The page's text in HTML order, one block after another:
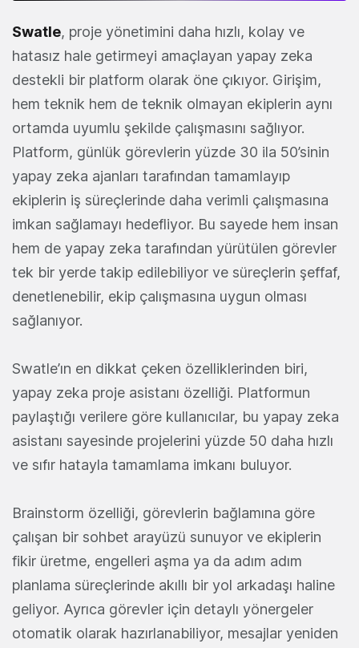
Swatle, proje yönetimini daha hızlı, kolay ve
hatasız hale getirmeyi amaçlayan yapay zeka
destekli bir platform olarak öne çıkıyor. Girişim,
hem teknik hem de teknik olmayan ekiplerin aynı
ortamda uyumlu şekilde çalışmasını sağlıyor.
Platform, günlük görevlerin yüzde 30 ila 50’sinin
yapay zeka ajanları tarafından tamamlayıp
ekiplerin iş süreçlerinde daha verimli çalışmasına
imkan sağlamayı hedefliyor. Bu sayede hem insan
hem de yapay zeka tarafından yürütülen görevler
tek bir yerde takip edilebiliyor ve süreçlerin şeffaf,
denetlenebilir, ekip çalışmasına uygun olması
sağlanıyor.
Swatle’ın en dikkat çeken özelliklerinden biri,
yapay zeka proje asistanı özelliği. Platformun
paylaştığı verilere göre kullanıcılar, bu yapay zeka
asistanı sayesinde projelerini yüzde 50 daha hızlı
ve sıfır hatayla tamamlama imkanı buluyor.
Brainstorm özelliği, görevlerin bağlamına göre
çalışan bir sohbet arayüzü sunuyor ve ekiplerin
fikir üretme, engelleri aşma ya da adım adım
planlama süreçlerinde akıllı bir yol arkadaşı haline
geliyor. Ayrıca görevler için detaylı yönergeler
otomatik olarak hazırlanabiliyor, mesajlar yeniden